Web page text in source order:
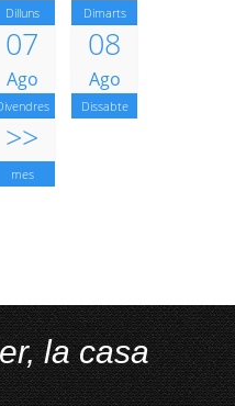
Dilluns Dimarts
07
Ago
08
Ago
Dissabte
>>
mes
la casa